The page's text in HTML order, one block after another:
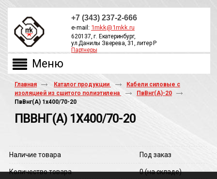
+7 (343) 237-2-666
e-mail: 1mkk@1mkk.ru
620137, г. Екатеринбург,
ул.Данилы Зверева, 31, литер Р
Партнеры
Главная Каталог продукции
Кабели силовые с
изоляцией из сшитого полиэтилена
ПвВнг(А)-20
ПвВнг(A) 1х400/70-20
ПВВНГ(A) 1Х400/70-20
Наличие товара Под заказ
Количество товара 0(на складе)